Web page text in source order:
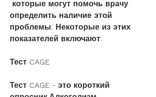
определить наличие этой
проблемы. Некоторые из этих
показателей включают:
Тест CAGE
Тест CAGE - это короткий